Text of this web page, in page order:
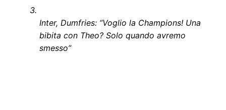
Inter, Dumfries: “Voglio la Champions! Una
bibita con Theo? Solo quando avremo
smesso”